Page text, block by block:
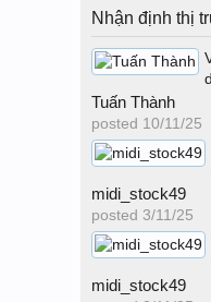
Nhận định thị
Tuấn Thành
posted 10/11/25
midi_stock49
posted 3/11/25
midi_stock49